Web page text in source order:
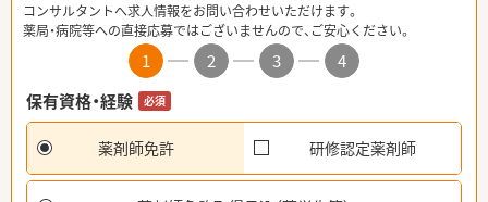
コンサルタントへ求人情報をお問い合わせいただけます。
薬局・病院等への直接応募ではございませんので、ご安心ください。
1 2 3
4
保有資格・経験
必須
薬剤師免許 研修認定薬剤師